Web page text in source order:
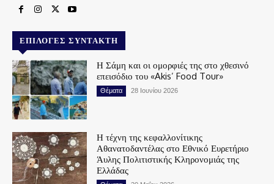
ΕΠΙΛΟΓΈΣ ΣΥΝΤΆΚΤΗ
Η Σάμη και οι ομορφιές της στο χθεσινό
επεισόδιο του «Akis’ Food Tour»
Θέματα 28 Ιουνίου 2026
Η τέχνη της κεφαλλονίτικης
Αθανατοδαντέλας στο Εθνικό Ευρετήριο
Άυλης Πολιτιστικής Κληρονομιάς της
Ελλάδας